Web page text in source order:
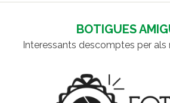
BOTIGUES
Interessants descomptes per als